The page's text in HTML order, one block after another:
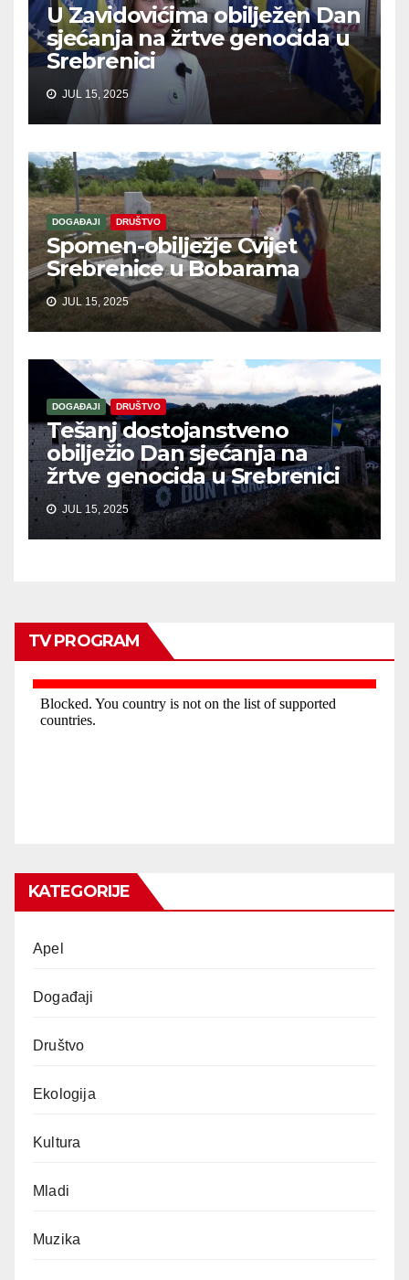
U Zavidovićima obilježen Dan
sjećanja na žrtve genocida u
Srebrenici
JUL 15, 2025
DOGAĐAJI DRUŠTVO
Spomen-obilježje Cvijet
Srebrenice u Bobarama
JUL 15, 2025
DOGAĐAJI DRUŠTVO
Tešanj dostojanstveno
obilježio Dan sjećanja na
žrtve genocida u Srebrenici
JUL 15, 2025
TV PROGRAM
KATEGORIJE
Apel
Događaji
Društvo
Ekologija
Kultura
Mladi
Muzika